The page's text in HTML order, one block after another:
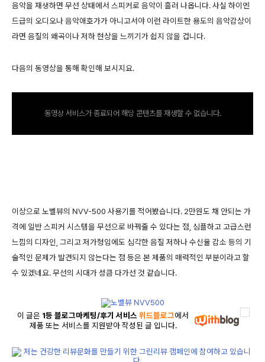
음악을 재생하면 무선 상태에서 스피커로 음악이 흘러 나옵니다. 사실 하이엔
드급의 오디오나 음악애호가가 아니고서야 이런 라이트한 용도의 음악감상이
라면 음질의 왜곡이나 저하 현상을 느끼기가 쉽지 않을 겁니다.
다음의 동영상을 통해 확인해 보시지요.
동영상 서비스가 종료되어 해당 콘텐츠를 재생할 수 없습니다.
이상으로 노벨뷰의 NVV-500 사용기를 적어봤습니다. 2만원도 채 안되는 가
격에 일반 스피커 시스템을 무선으로 바꿔줄 수 있다는 점, 심플하고 고급스런
느낌의 디자인, 그리고 저가형임에도 심각한 음질 저하나 수신율 감소 등의 기
술적인 문제가 발견되지 않는다는 점 등은 본 제품의 매력적인 부분이라고 할
수 있겠네요. 무선의 시대가 성큼 다가선 것 같습니다.
이 글은 1등 블로그마케팅/후기 서비스 위드블로그에서
제품 또는 서비스를 지원받아 작성된 글 입니다.